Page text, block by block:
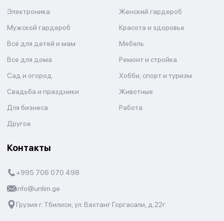
Электроника
Женский гардероб
Мужской гардероб
Красота и здоровье
Всё для детей и мам
Мебель
Все для дома
Ремонт и стройка
Сад и огород
Хобби, спорт и туризм
Свадьба и праздники
Животные
Для бизнеса
Работа
Другое
Контакты
+995 706 070 498
info@unlim.ge
Грузия г. Тбилиси, ул. Вахтанг Горгасали, д.22г.